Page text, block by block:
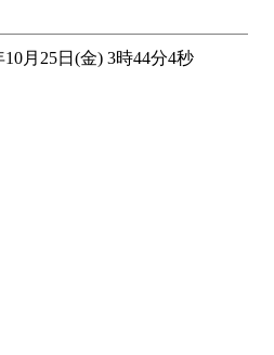
10月25日(金) 3時44分4秒